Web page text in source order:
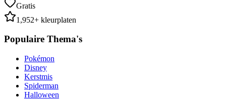
Gratis
1,952+ kleurplaten
Populaire Thema's
Pokémon
Disney
Kerstmis
Spiderman
Halloween